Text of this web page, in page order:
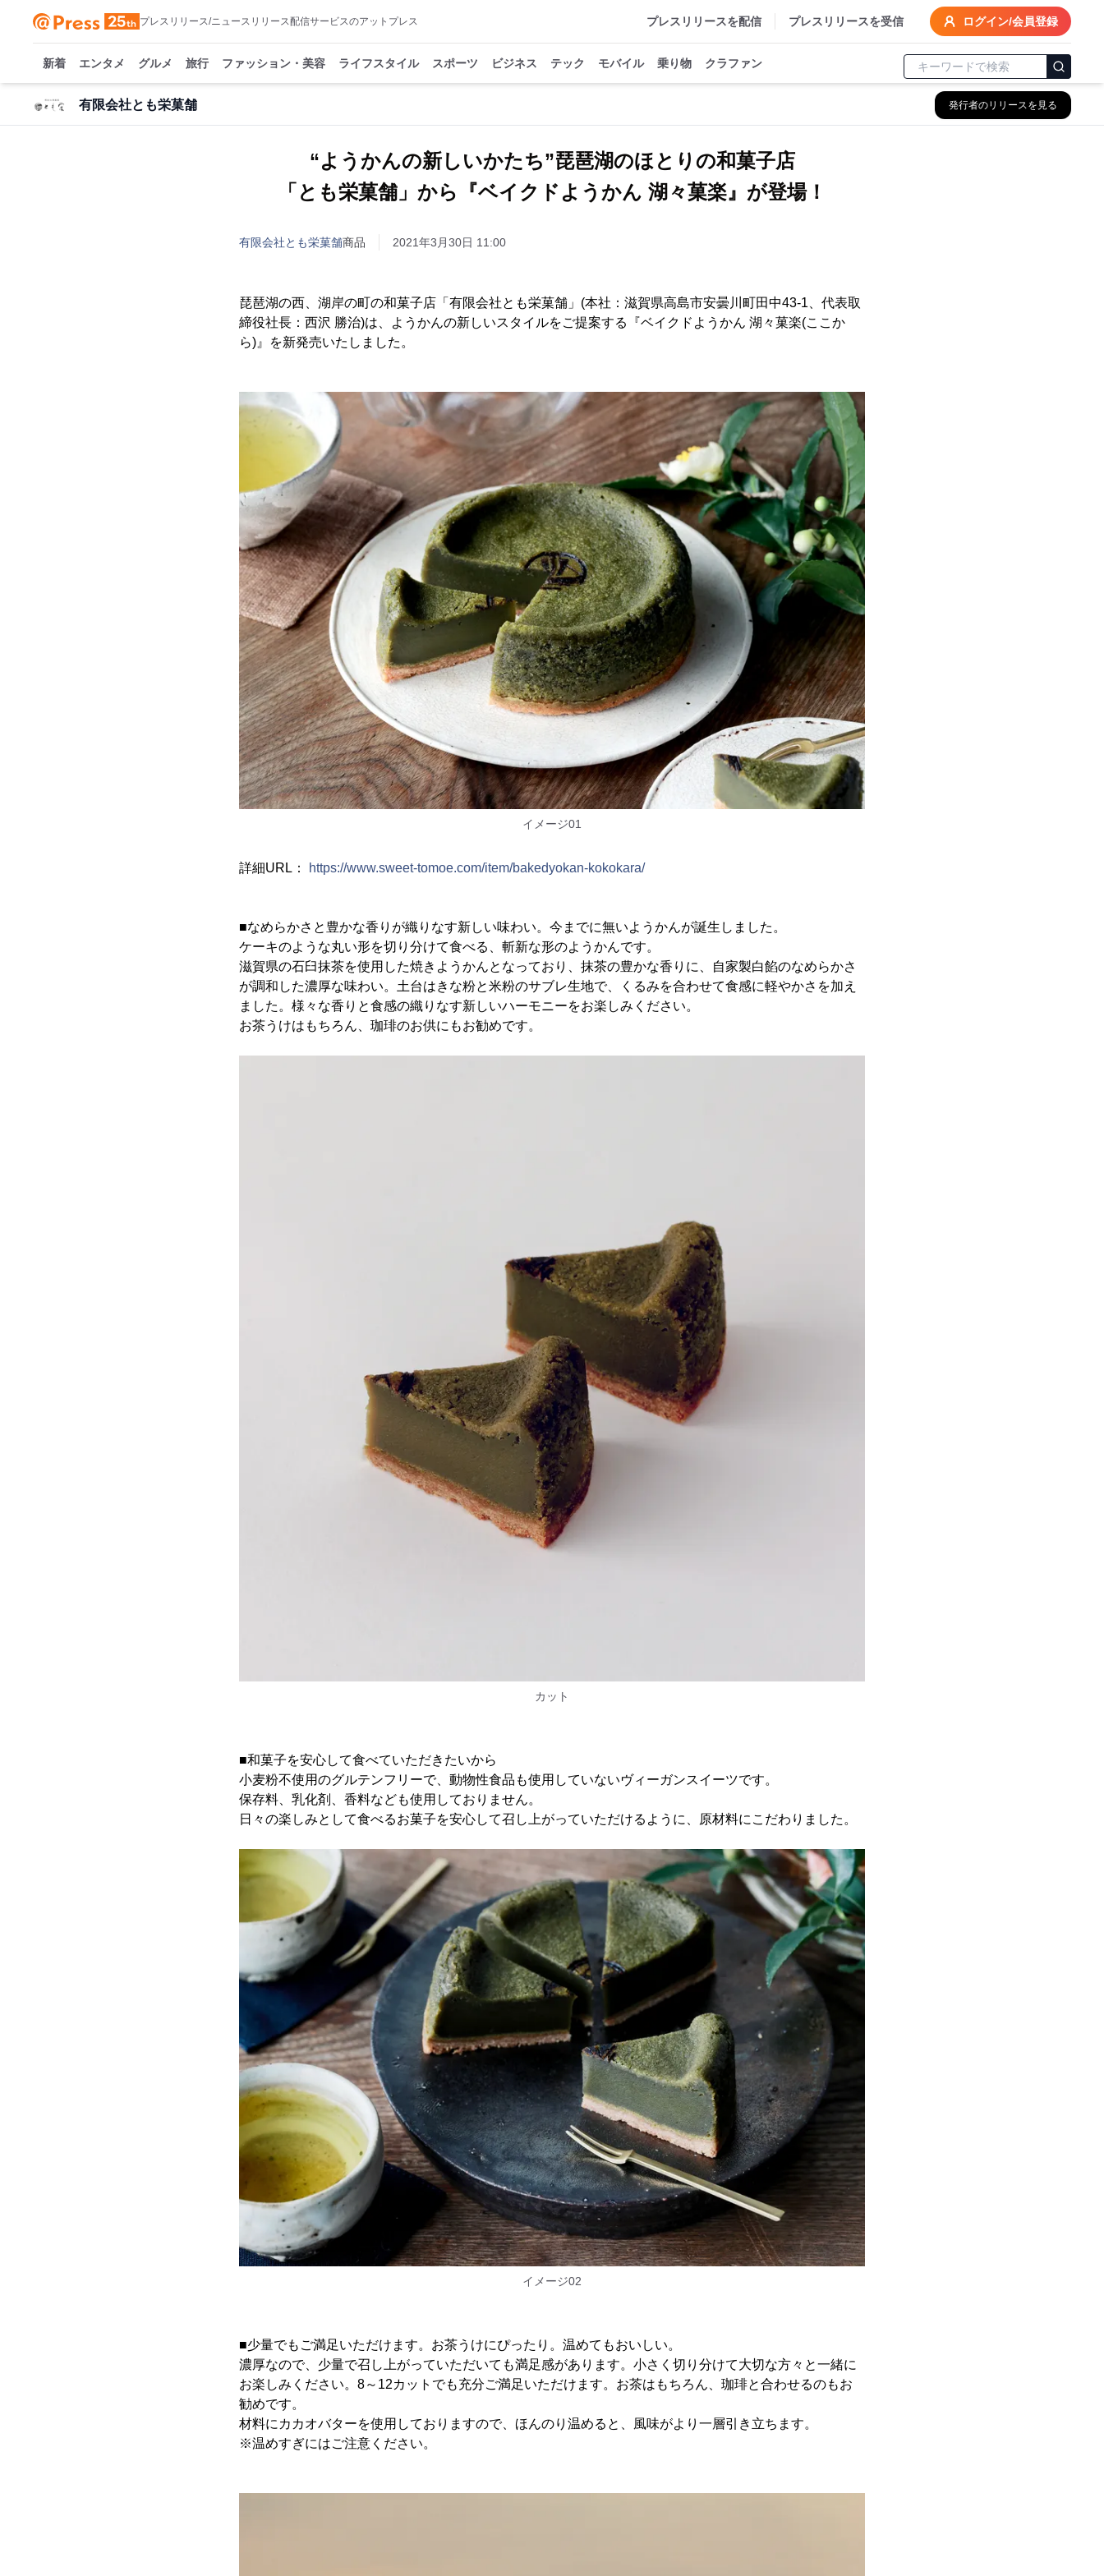
プレスリリース/ニュースリリース配信サービスのアットプレス プレスリリースを配信 プレスリリースを受信 ログイン/会員登録
新着 エンタメ グルメ 旅行 ファッション・美容 ライフスタイル スポーツ ビジネス テック モバイル 乗り物 クラファン
有限会社とも栄菓舗 発行者のリリースを見る
“ようかんの新しいかたち”琵琶湖のほとりの和菓子店
「とも栄菓舗」から『ベイクドようかん 湖々菓楽』が登場！
有限会社とも栄菓舗商品 2021年3月30日 11:00
琵琶湖の西、湖岸の町の和菓子店「有限会社とも栄菓舗」(本社：滋賀県高島市安曇川町田中43-1、代表取
締役社長：西沢 勝治)は、ようかんの新しいスタイルをご提案する『ベイクドようかん 湖々菓楽(ここか
ら)』を新発売いたしました。
イメージ01
詳細URL： https://www.sweet-tomoe.com/item/bakedyokan-kokokara/
■なめらかさと豊かな香りが織りなす新しい味わい。今までに無いようかんが誕生しました。
ケーキのような丸い形を切り分けて食べる、斬新な形のようかんです。
滋賀県の石臼抹茶を使用した焼きようかんとなっており、抹茶の豊かな香りに、自家製白餡のなめらかさ
が調和した濃厚な味わい。土台はきな粉と米粉のサブレ生地で、くるみを合わせて食感に軽やかさを加え
ました。様々な香りと食感の織りなす新しいハーモニーをお楽しみください。
お茶うけはもちろん、珈琲のお供にもお勧めです。
カット
■和菓子を安心して食べていただきたいから
小麦粉不使用のグルテンフリーで、動物性食品も使用していないヴィーガンスイーツです。
保存料、乳化剤、香料なども使用しておりません。
日々の楽しみとして食べるお菓子を安心して召し上がっていただけるように、原材料にこだわりました。
イメージ02
■少量でもご満足いただけます。お茶うけにぴったり。温めてもおいしい。
濃厚なので、少量で召し上がっていただいても満足感があります。小さく切り分けて大切な方々と一緒に
お楽しみください。8～12カットでも充分ご満足いただけます。お茶はもちろん、珈琲と合わせるのもお
勧めです。
材料にカカオバターを使用しておりますので、ほんのり温めると、風味がより一層引き立ちます。
※温めすぎにはご注意ください。